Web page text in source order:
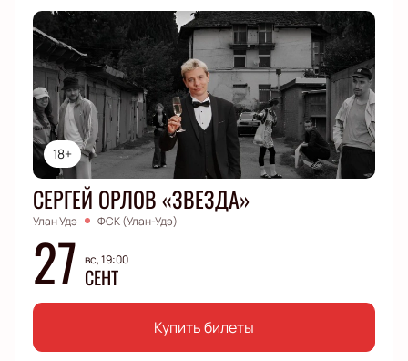
18+
СЕРГЕЙ ОРЛОВ «ЗВЕЗДА»
Улан Удэ ФСК (Улан-Удэ)
27 вс, 19:00
СЕНТ
Купить билеты